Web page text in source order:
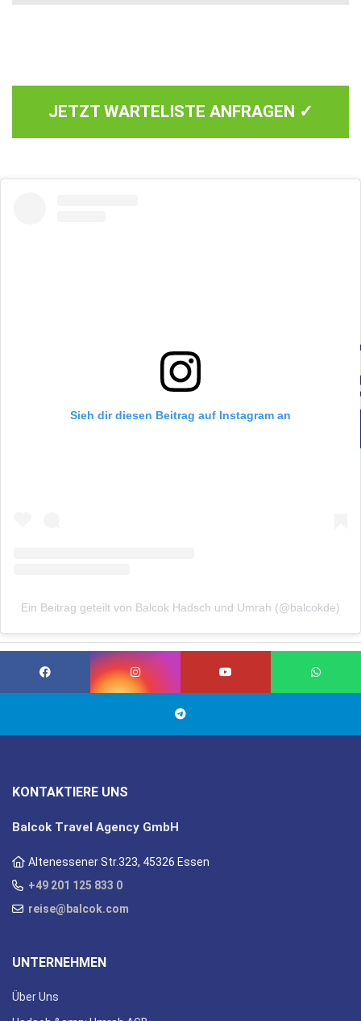
JETZT WARTELISTE ANFRAGEN ✓
Sieh dir diesen Beitrag auf Instagram an
Ein Beitrag geteilt von Balcok Hadsch und Umrah (@balcokde)
KONTAKTIERE UNS
Balcok Travel Agency GmbH
Altenessener Str.323, 45326 Essen
+49 201 125 833 0
reise@balcok.com
UNTERNEHMEN
Über Uns